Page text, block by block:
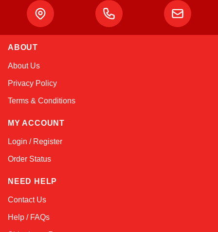
ABOUT
About Us
Privacy Policy
Terms & Conditions
MY ACCOUNT
Login / Register
Order Status
NEED HELP
Contact Us
Help / FAQs